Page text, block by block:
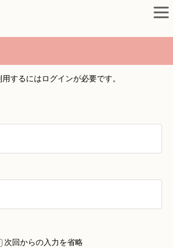
するにはログインが必要です。
次回からの入力を省略